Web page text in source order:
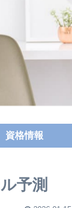
資格情報
予測